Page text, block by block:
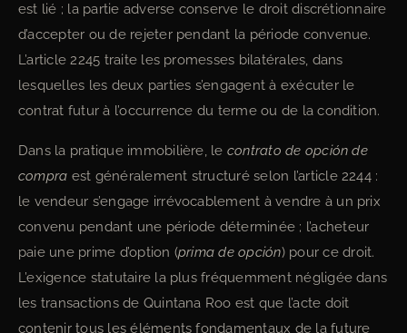
est lié ; la partie adverse conserve le droit discrétionnaire
d’accepter ou de rejeter pendant la période convenue.
L’article 2245 traite les promesses bilatérales, dans
lesquelles les deux parties s’engagent à exécuter le
contrat futur à l’occurrence du terme ou de la condition.
Dans la pratique immobilière, le contrato de opción de
compra est généralement structuré selon l’article 2244 :
le vendeur s’engage irrévocablement à vendre à un prix
convenu pendant une période déterminée ; l’acheteur
paie une prime d’option (prima de opción) pour ce droit.
L’exigence statutaire la plus fréquemment négligée dans
les transactions de Quintana Roo est que l’acte doit
contenir tous les éléments fondamentaux de la future